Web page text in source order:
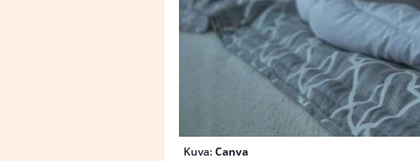
Kuva:Canva